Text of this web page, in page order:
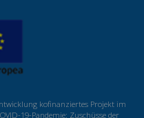
kofinanziertes Projekt im
19-Pandemie: Zuschüsse der